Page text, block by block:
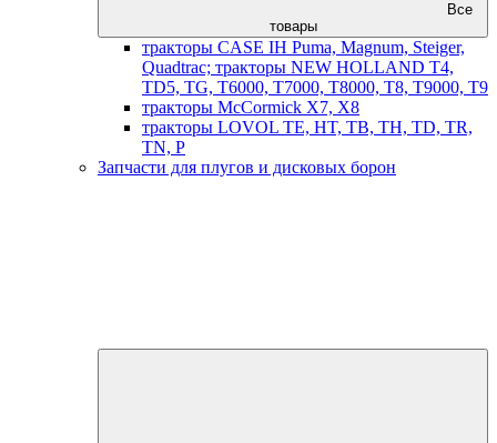
Все
товары
тракторы CASE IH Puma, Magnum, Steiger,
Quadtrac; тракторы NEW HOLLAND T4,
TD5, TG, T6000, T7000, T8000, T8, T9000, T9
тракторы McCormick X7, X8
тракторы LOVOL TE, HT, TB, TH, TD, TR,
TN, P
Запчасти для плугов и дисковых борон